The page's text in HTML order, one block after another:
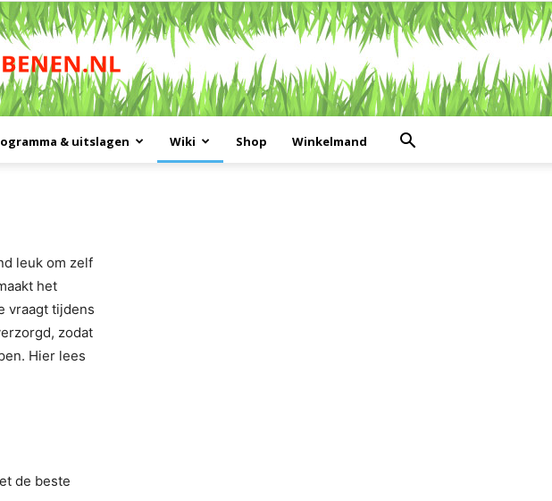
& uitslagen Wiki Shop Winkelmand
leuk om zelf
het
vraagt tijdens
zodat
Hier lees
de beste